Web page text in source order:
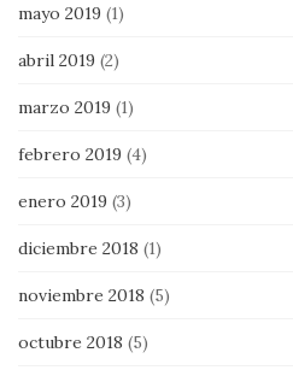
mayo 2019 (1)
abril 2019 (2)
marzo 2019 (1)
febrero 2019 (4)
enero 2019 (3)
diciembre 2018 (1)
noviembre 2018 (5)
octubre 2018 (5)